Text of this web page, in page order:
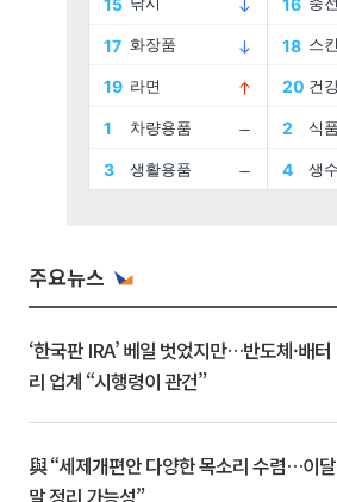
주요뉴스
‘한국판 IRA’ 베일 벗었지만…반도체·배터
리 업계 “시행령이 관건”
與 “세제개편안 다양한 목소리 수렴…이달